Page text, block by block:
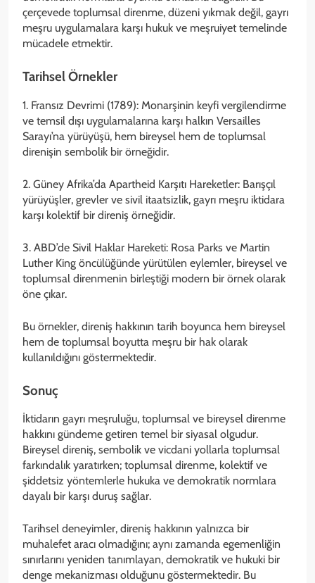
çerçevede toplumsal direnme, düzeni yıkmak değil, gayrı
meşru uygulamalara karşı hukuk ve meşruiyet temelinde
mücadele etmektir.
Tarihsel Örnekler
1. Fransız Devrimi (1789): Monarşinin keyfi vergilendirme
ve temsil dışı uygulamalarına karşı halkın Versailles
Sarayı’na yürüyüşü, hem bireysel hem de toplumsal
direnişin sembolik bir örneğidir.
2. Güney Afrika’da Apartheid Karşıtı Hareketler: Barışçıl
yürüyüşler, grevler ve sivil itaatsizlik, gayrı meşru iktidara
karşı kolektif bir direniş örneğidir.
3. ABD’de Sivil Haklar Hareketi: Rosa Parks ve Martin
Luther King öncülüğünde yürütülen eylemler, bireysel ve
toplumsal direnmenin birleştiği modern bir örnek olarak
öne çıkar.
Bu örnekler, direniş hakkının tarih boyunca hem bireysel
hem de toplumsal boyutta meşru bir hak olarak
kullanıldığını göstermektedir.
Sonuç
İktidarın gayrı meşruluğu, toplumsal ve bireysel direnme
hakkını gündeme getiren temel bir siyasal olgudur.
Bireysel direniş, sembolik ve vicdani yollarla toplumsal
farkındalık yaratırken; toplumsal direnme, kolektif ve
şiddetsiz yöntemlerle hukuka ve demokratik normlara
dayalı bir karşı duruş sağlar.
Tarihsel deneyimler, direniş hakkının yalnızca bir
muhalefet aracı olmadığını; aynı zamanda egemenliğin
sınırlarını yeniden tanımlayan, demokratik ve hukuki bir
denge mekanizması olduğunu göstermektedir. Bu